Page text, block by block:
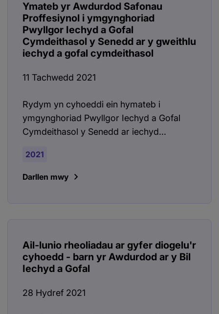
Ymateb yr Awdurdod Safonau
Proffesiynol i ymgynghoriad
Pwyllgor Iechyd a Gofal
Cymdeithasol y Senedd ar y gweithlu
iechyd a gofal cymdeithasol
11 Tachwedd 2021
Rydym yn cyhoeddi ein hymateb i
ymgynghoriad Pwyllgor Iechyd a Gofal
Cymdeithasol y Senedd ar iechyd...
2021
Darllen mwy
Ail-lunio rheoliadau ar gyfer diogelu'r
cyhoedd - barn yr Awdurdod ar y Bil
Iechyd a Gofal
28 Hydref 2021